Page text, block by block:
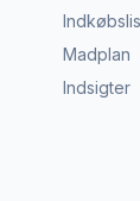
Madplan
Indsigter